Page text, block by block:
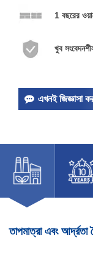
1 বছরের
খুব
এখনই জিজ্ঞাসা
তাপমাত্রা এবং আর্দ্রতা